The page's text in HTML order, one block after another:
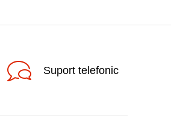
Suport telefonic